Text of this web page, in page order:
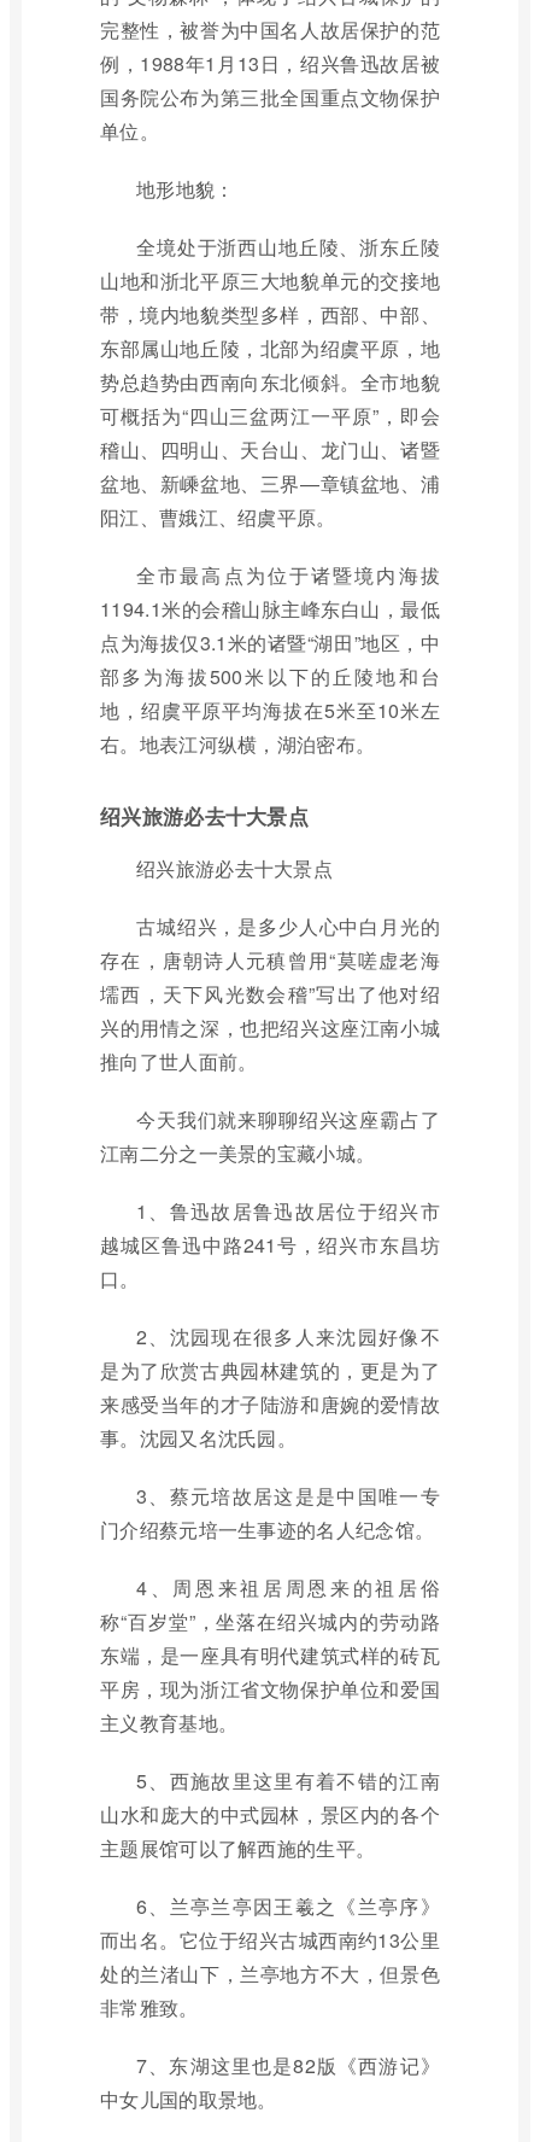
完整性，被誉为中国名人故居保护的范
例，1988年1月13日，绍兴鲁迅故居被
国务院公布为第三批全国重点文物保护
单位。
地形地貌：
全境处于浙西山地丘陵、浙东丘陵
山地和浙北平原三大地貌单元的交接地
带，境内地貌类型多样，西部、中部、
东部属山地丘陵，北部为绍虞平原，地
势总趋势由西南向东北倾斜。全市地貌
可概括为“四山三盆两江一平原”，即会
稽山、四明山、天台山、龙门山、诸暨
盆地、新嵊盆地、三界—章镇盆地、浦
阳江、曹娥江、绍虞平原。
全市最高点为位于诸暨境内海拔
1194.1米的会稽山脉主峰东白山，最低
点为海拔仅3.1米的诸暨“湖田”地区，中
部多为海拔500米以下的丘陵地和台
地，绍虞平原平均海拔在5米至10米左
右。地表江河纵横，湖泊密布。
绍兴旅游必去十大景点
绍兴旅游必去十大景点
古城绍兴，是多少人心中白月光的
存在，唐朝诗人元稹曾用“莫嗟虚老海
壖西，天下风光数会稽”写出了他对绍
兴的用情之深，也把绍兴这座江南小城
推向了世人面前。
今天我们就来聊聊绍兴这座霸占了
江南二分之一美景的宝藏小城。
1、鲁迅故居鲁迅故居位于绍兴市
越城区鲁迅中路241号，绍兴市东昌坊
口。
2、沈园现在很多人来沈园好像不
是为了欣赏古典园林建筑的，更是为了
来感受当年的才子陆游和唐婉的爱情故
事。沈园又名沈氏园。
3、蔡元培故居这是是中国唯一专
门介绍蔡元培一生事迹的名人纪念馆。
4、周恩来祖居周恩来的祖居俗
称“百岁堂”，坐落在绍兴城内的劳动路
东端，是一座具有明代建筑式样的砖瓦
平房，现为浙江省文物保护单位和爱国
主义教育基地。
5、西施故里这里有着不错的江南
山水和庞大的中式园林，景区内的各个
主题展馆可以了解西施的生平。
6、兰亭兰亭因王羲之《兰亭序》
而出名。它位于绍兴古城西南约13公里
处的兰渚山下，兰亭地方不大，但景色
非常雅致。
7、东湖这里也是82版《西游记》
中女儿国的取景地。